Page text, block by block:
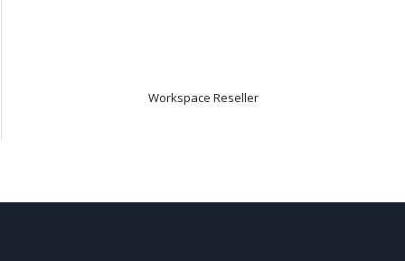
Workspace Reseller